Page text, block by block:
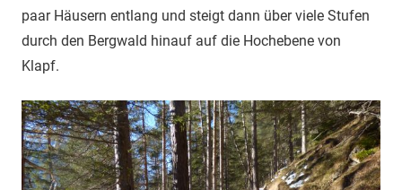
paar Häusern entlang und steigt dann über viele Stufen
durch den Bergwald hinauf auf die Hochebene von
Klapf.